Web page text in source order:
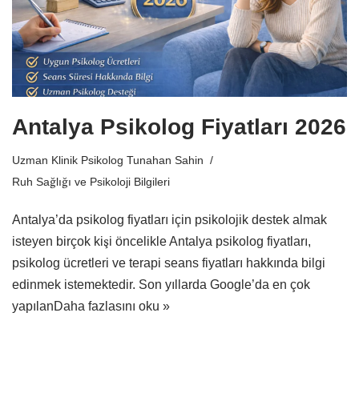
Antalya Psikolog Fiyatları 2026
Uzman Klinik Psikolog Tunahan Sahin
Ruh Sağlığı ve Psikoloji Bilgileri
Antalya’da psikolog fiyatları için psikolojik destek almak
isteyen birçok kişi öncelikle Antalya psikolog fiyatları,
psikolog ücretleri ve terapi seans fiyatları hakkında bilgi
edinmek istemektedir. Son yıllarda Google’da en çok
yapılanDaha fazlasını oku »